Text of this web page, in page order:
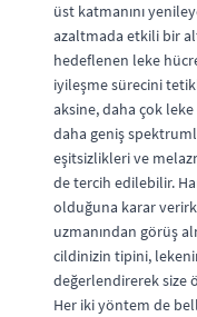
üst katmanını
azaltmada etkili bir
hedeflenen leke
iyileşme sürecini
aksine, daha çok leke
daha geniş
eşitsizlikleri ve
de tercih edilebilir.
olduğuna karar
uzmanından görüş
cildinizin tipini,
değerlendirerek size
Her iki yöntem de